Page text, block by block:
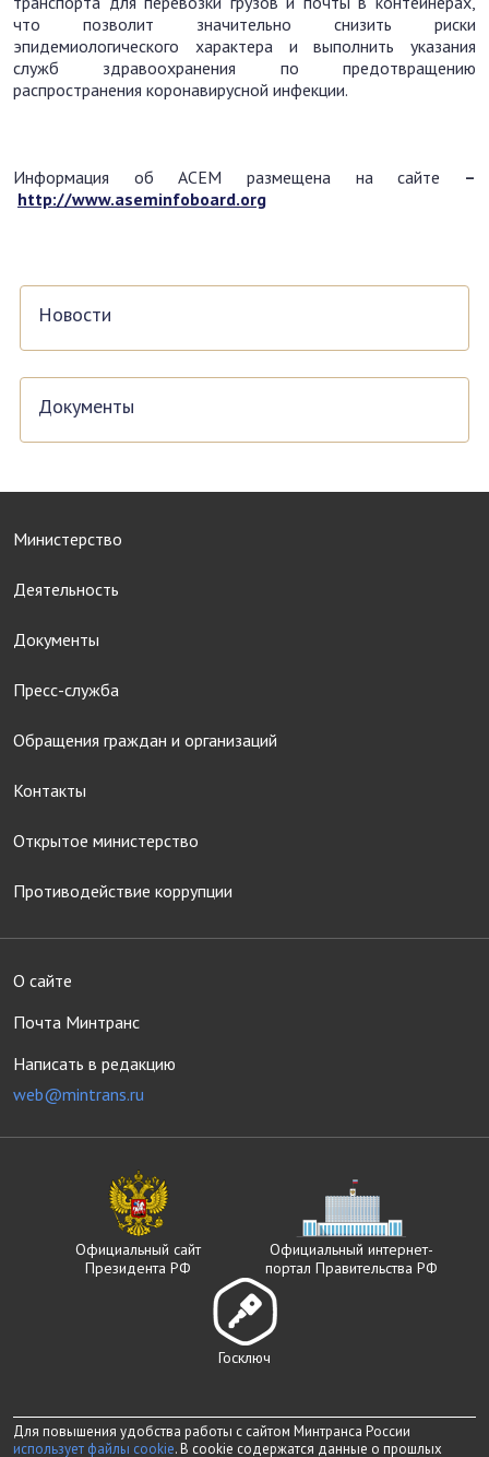
что позволит значительно снизить риски
эпидемиологического характера и выполнить указания
служб здравоохранения по предотвращению
распространения коронавирусной инфекции.
Информация об АСЕМ размещена на сайте –
http://www.aseminfoboard.org
Новости
Документы
Министерство
Деятельность
Документы
Пресс-служба
Обращения граждан и организаций
Контакты
Открытое министерство
Противодействие коррупции
О сайте
Почта Минтранс
Написать в редакцию
web@mintrans.ru
Официальный сайт
Президента РФ
Официальный интернет-
портал Правительства РФ
Госключ
Для повышения удобства работы с сайтом Минтранса России
использует файлы cookie. В cookie содержатся данные о прошлых